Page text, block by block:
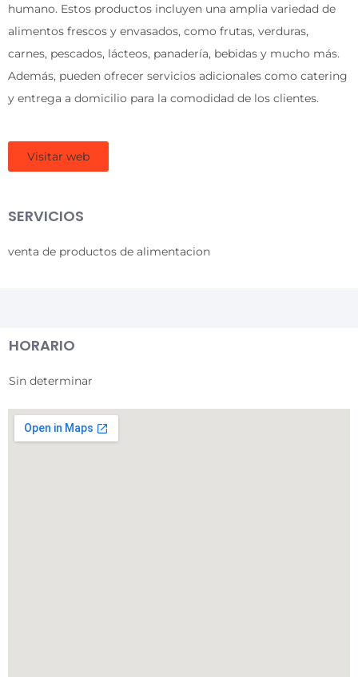
humano. Estos productos incluyen una amplia variedad de
alimentos frescos y envasados, como frutas, verduras,
carnes, pescados, lácteos, panadería, bebidas y mucho más.
Además, pueden ofrecer servicios adicionales como catering
y entrega a domicilio para la comodidad de los clientes.
Visitar web
SERVICIOS
venta de productos de alimentacion
HORARIO
Sin determinar